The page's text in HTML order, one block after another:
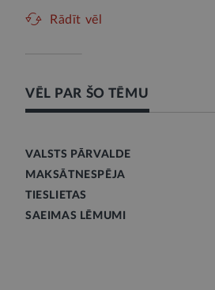
Rādīt vēl
VĒL PAR ŠO TĒMU
VALSTS PĀRVALDE
MAKSĀTNESPĒJA
TIESLIETAS
SAEIMAS LĒMUMI